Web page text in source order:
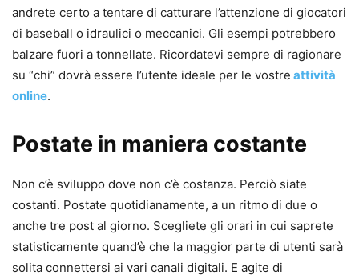
andrete certo a tentare di catturare l’attenzione di giocatori
di baseball o idraulici o meccanici. Gli esempi potrebbero
balzare fuori a tonnellate. Ricordatevi sempre di ragionare
su “chi” dovrà essere l’utente ideale per le vostre attività
online.
Postate in maniera costante
Non c’è sviluppo dove non c’è costanza. Perciò siate
costanti. Postate quotidianamente, a un ritmo di due o
anche tre post al giorno. Scegliete gli orari in cui saprete
statisticamente quand’è che la maggior parte di utenti sarà
solita connettersi ai vari canali digitali. E agite di